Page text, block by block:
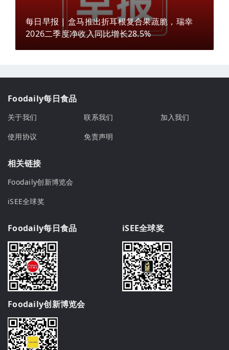
每日早报 | 盒马推出折耳根复合果蔬脆，瑞幸
2026二季度净收入同比增长28.5%
Foodaily每日食品
关于我们 联系我们
加入我们
使用协议
免责声明
相关链接
Foodaily创新博览会
iSEE全球奖
Foodaily每日食品 iSEE全球奖
Foodaily创新博览会